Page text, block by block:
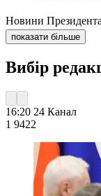
Новини Президента
показати більше
Вибір
16:20 24 Канал
1 9422